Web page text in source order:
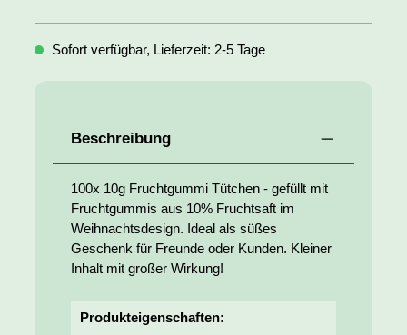
Sofort verfügbar, Lieferzeit: 2-5 Tage
Beschreibung
100x 10g Fruchtgummi Tütchen - gefüllt mit
Fruchtgummis aus 10% Fruchtsaft im
Weihnachtsdesign. Ideal als süßes
Geschenk für Freunde oder Kunden. Kleiner
Inhalt mit großer Wirkung!
Produkteigenschaften: